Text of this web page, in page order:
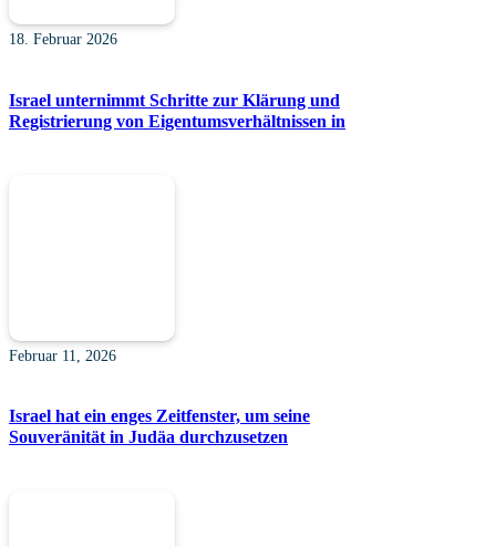
18. Februar 2026
Israel unternimmt Schritte zur Klärung und
Registrierung von Eigentumsverhältnissen in
Februar 11, 2026
Israel hat ein enges Zeitfenster, um seine
Souveränität in Judäa durchzusetzen